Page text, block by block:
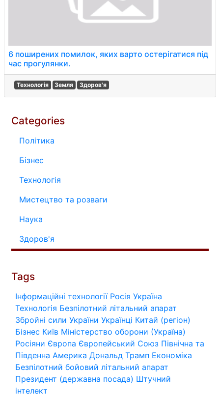
6 поширених помилок, яких варто остерігатися під
час прогулянки.
Технологія Земля Здоров'я
Categories
Політика
Бізнес
Технологія
Мистецтво та розваги
Наука
Здоров'я
Tags
Інформаційні технології Росія Україна
Технологія Безпілотний літальний апарат
Збройні сили України Українці Китай (регіон)
Бізнес Київ Міністерство оборони (Україна)
Росіяни Європа Європейський Союз Північна та
Південна Америка Дональд Трамп Економіка
Безпілотний бойовий літальний апарат
Президент (державна посада) Штучний
інтелект